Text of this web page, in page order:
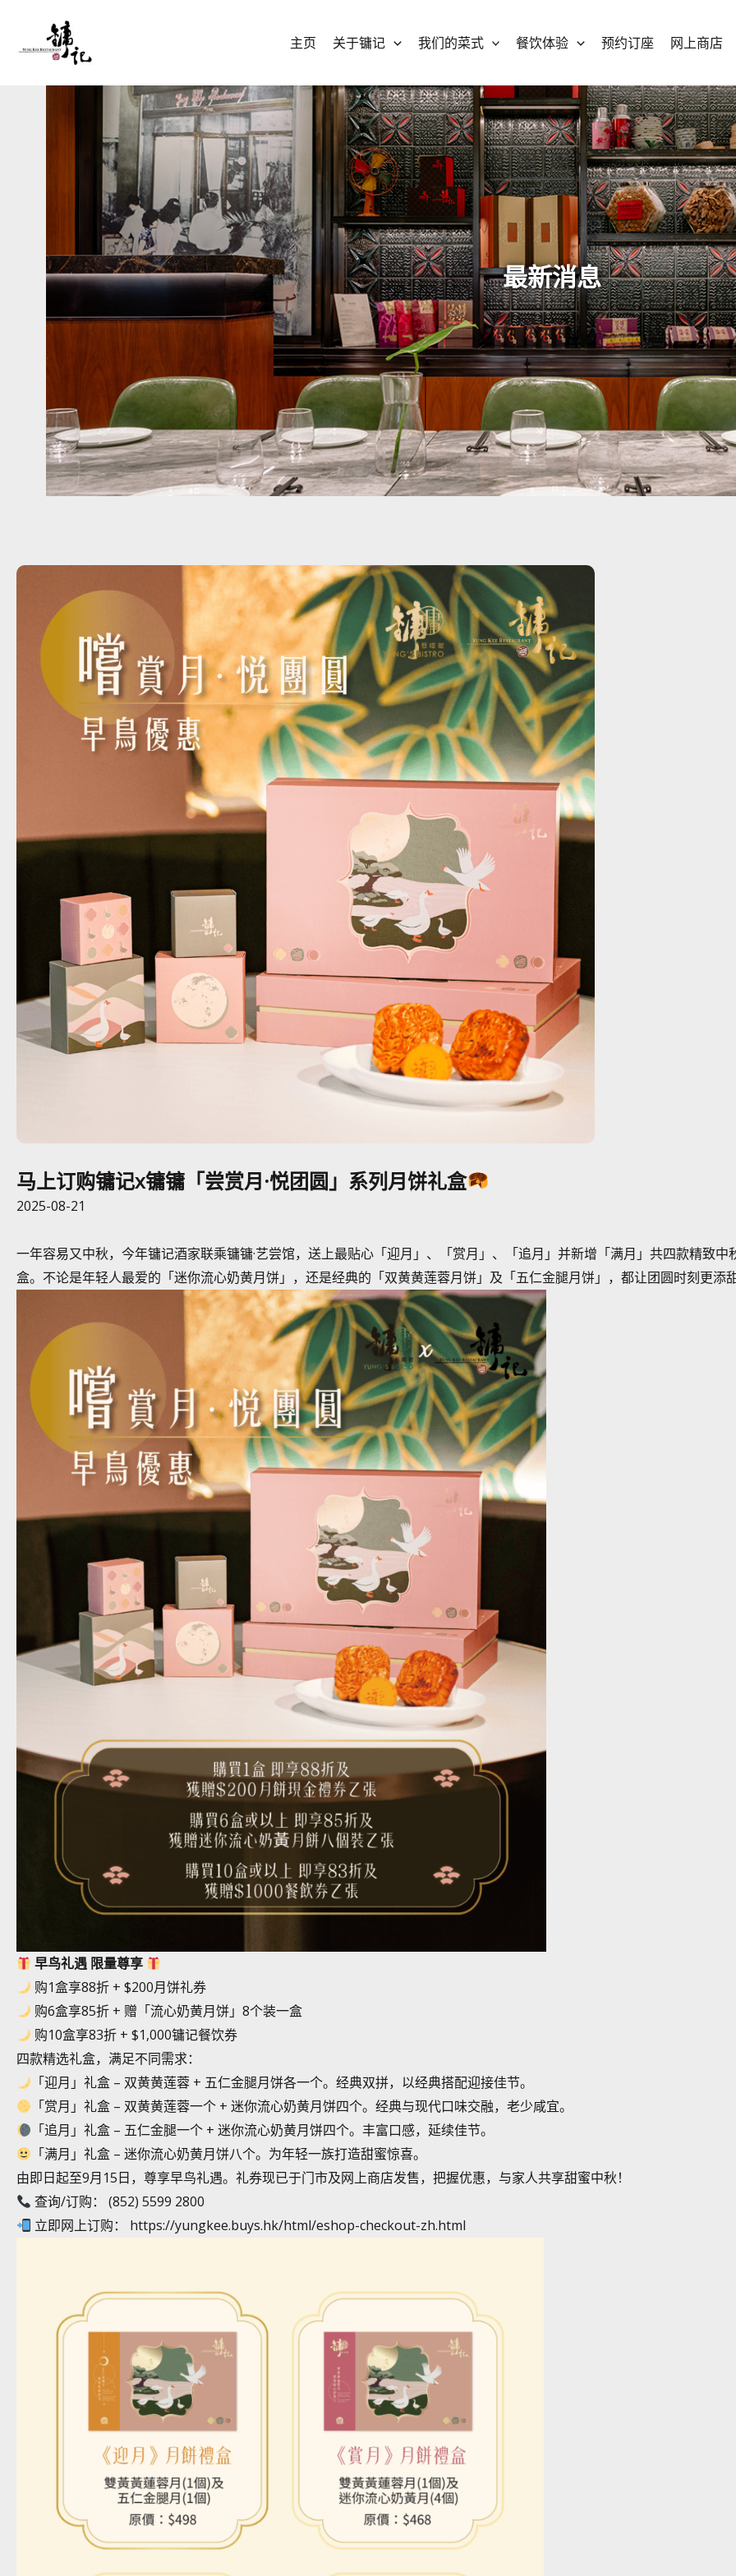
主页 关于镛记 我们的菜式 餐饮体验 预约订座 网上商店
最新消息
马上订购镛记x镛镛「尝赏月·悦团圆」系列月饼礼盒
2025-08-21
一年容易又中秋，今年镛记酒家联乘镛镛·艺尝馆，送上最贴心「迎月」、「赏月」、「追月」并新增「满月」共四款精致中
盒。不论是年轻人最爱的「迷你流心奶黄月饼」，还是经典的「双黄黄莲蓉月饼」及「五仁金腿月饼」，都让团圆时刻更添甜
早鸟礼遇 限量尊享
购1盒享88折 + $200月饼礼券
购6盒享85折 + 赠「流心奶黄月饼」8个装一盒
购10盒享83折 + $1,000镛记餐饮券
四款精选礼盒，满足不同需求：
「迎月」礼盒 – 双黄黄莲蓉 + 五仁金腿月饼各一个。经典双拼，以经典搭配迎接佳节。
「赏月」礼盒 – 双黄黄莲蓉一个 + 迷你流心奶黄月饼四个。经典与现代口味交融，老少咸宜。
「追月」礼盒 – 五仁金腿一个 + 迷你流心奶黄月饼四个。丰富口感，延续佳节。
「满月」礼盒 – 迷你流心奶黄月饼八个。为年轻一族打造甜蜜惊喜。
由即日起至9月15日，尊享早鸟礼遇。礼券现已于门市及网上商店发售，把握优惠，与家人共享甜蜜中秋！
查询/订购： (852) 5599 2800
立即网上订购： https://yungkee.buys.hk/html/eshop-checkout-zh.html